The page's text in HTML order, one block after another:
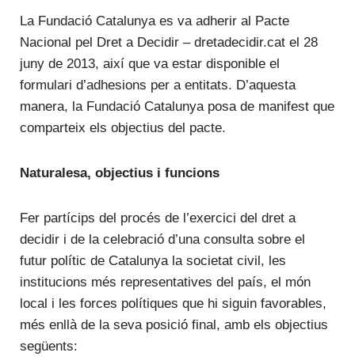
La Fundació Catalunya es va adherir al Pacte
Nacional pel Dret a Decidir – dretadecidir.cat el 28
juny de 2013, així que va estar disponible el
formulari d’adhesions per a entitats. D’aquesta
manera, la Fundació Catalunya posa de manifest que
comparteix els objectius del pacte.
Naturalesa, objectius i funcions
Fer partícips del procés de l’exercici del dret a
decidir i de la celebració d’una consulta sobre el
futur polític de Catalunya la societat civil, les
institucions més representatives del país, el món
local i les forces polítiques que hi siguin favorables,
més enllà de la seva posició final, amb els objectius
següents: